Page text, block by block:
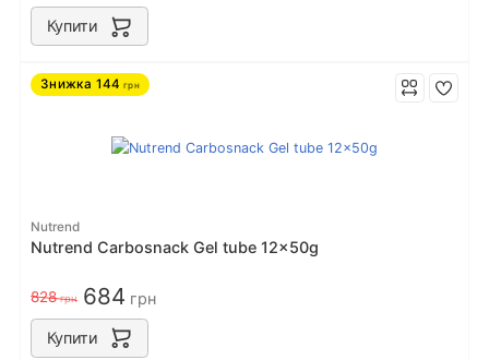
Купити
Знижка 144 грн
Nutrend
Nutrend Carbosnack Gel tube 12x50g
828грн 684 грн
Купити